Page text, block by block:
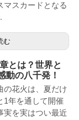
マスカードとなる
む
とは？世界と
動の八千発！
の花火は、夏だけ
1年を通して開催
実を実はつい最近